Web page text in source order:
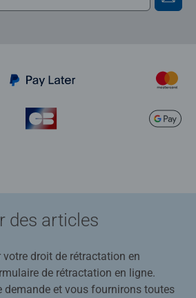
des articles
votre droit de rétractation en
de rétractation en ligne.
demande et vous fournirons toutes